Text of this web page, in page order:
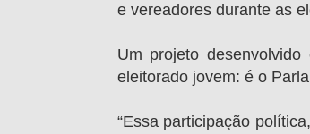
e vereadores durante as
Um projeto
eleitorado jovem: é o
“Essa participação